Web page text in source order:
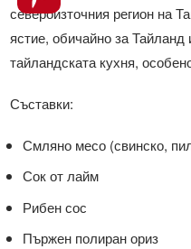
североизточния регион на
ястие, обичайно за
тайландската кухня,
Съставки:
Смляно месо (свинско,
Сок от лайм
Рибен сос
Пържен полиран ориз